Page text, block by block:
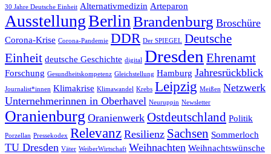
30 Jahre Deutsche Einheit Alternativmedizin Arteparon
AusstellungBerlin Brandenburg Broschüre
Corona-Krise Corona-Pandemie DDR Der SPIEGEL Deutsche
Einheit deutsche Geschichte digital Dresden Ehrenamt
Forschung Gesundheitskompetenz Gleichstellung Hamburg Jahresrückblick
Journalist*innen Klimakrise Klimawandel Krebs Leipzig Meißen Netzwerk
Unternehmerinnen in Oberhavel Neuruppin Newsletter
Oranienburg Oranienwerk Ostdeutschland Politik
Porzellan Pressekodex Relevanz Resilienz Sachsen Sommerloch
TU Dresden Väter WeiberWirtschaft Weihnachten Weihnachtswünsche